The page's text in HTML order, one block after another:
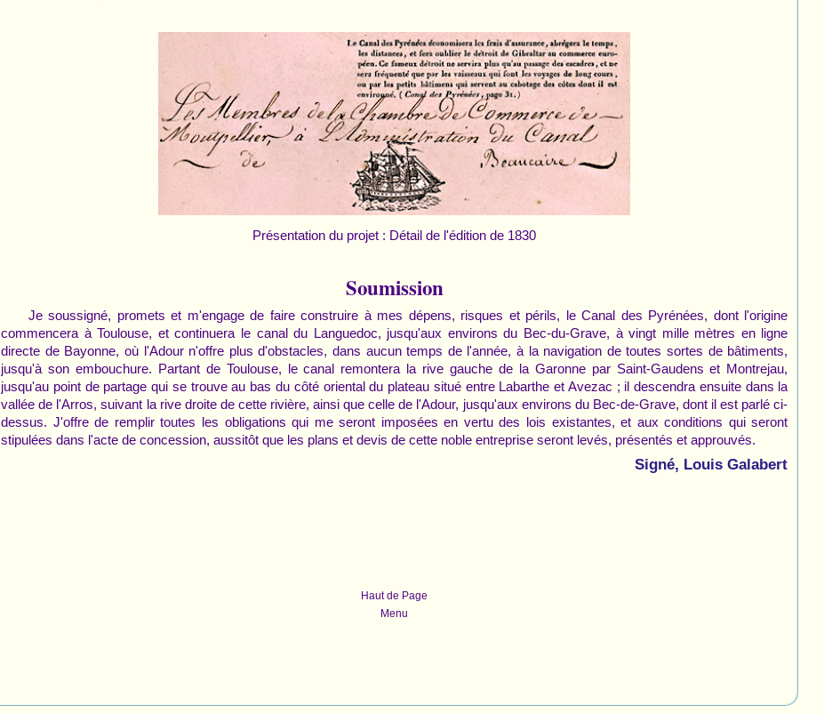
Présentation du projet : Détail de l'édition de 1830
Soumission
Je soussigné, promets et m'engage de faire construire à mes dépens, risques et périls, le Canal des Pyrénées, dont l'origine
commencera à Toulouse, et continuera le canal du Languedoc, jusqu'aux environs du Bec-du-Grave, à vingt mille mètres en ligne
directe de Bayonne, où l'Adour n'offre plus d'obstacles, dans aucun temps de l'année, à la navigation de toutes sortes de bâtiments,
jusqu'à son embouchure. Partant de Toulouse, le canal remontera la rive gauche de la Garonne par Saint-Gaudens et Montrejau,
jusqu'au point de partage qui se trouve au bas du côté oriental du plateau situé entre Labarthe et Avezac ; il descendra ensuite dans la
vallée de l'Arros, suivant la rive droite de cette rivière, ainsi que celle de l'Adour, jusqu'aux environs du Bec-de-Grave, dont il est parlé ci-
dessus. J'offre de remplir toutes les obligations qui me seront imposées en vertu des lois existantes, et aux conditions qui seront
stipulées dans l'acte de concession, aussitôt que les plans et devis de cette noble entreprise seront levés, présentés et approuvés.
Signé, Louis Galabert
Haut de Page
Menu